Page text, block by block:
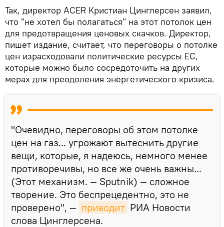
Так, директор ACER Кристиан Цинглерсен заявил,
что "не хотел бы полагаться" на этот потолок цен
для предотвращения ценовых скачков. Директор,
пишет издание, считает, что переговоры о потолке
цен израсходовали политические ресурсы ЕС,
которые можно было сосредоточить на других
мерах для преодоления энергетического кризиса.
"Очевидно, переговоры об этом потолке
цен на газ... угрожают вытеснить другие
вещи, которые, я надеюсь, немного менее
противоречивы, но все же очень важны...
(Этот механизм. — Sputnik) — сложное
творение. Это беспрецедентно, это не
проверено", — приводит РИА Новости
слова Цинглерсена.